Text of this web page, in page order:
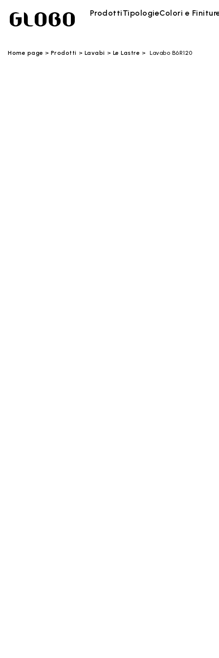
ProdottiTipologieColori e
Home page Prodotti Lavabi Le Lastre Lavabo B6R120